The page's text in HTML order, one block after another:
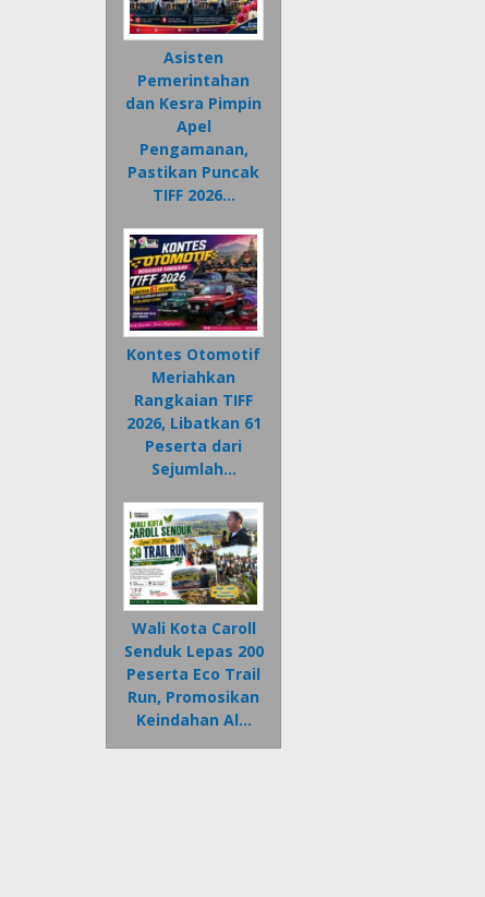
Asisten
Pemerintahan
dan Kesra Pimpin
Apel
Pengamanan,
Pastikan Puncak
TIFF 2026…
Kontes Otomotif
Meriahkan
Rangkaian TIFF
2026, Libatkan 61
Peserta dari
Sejumlah…
Wali Kota Caroll
Senduk Lepas 200
Peserta Eco Trail
Run, Promosikan
Keindahan Al…